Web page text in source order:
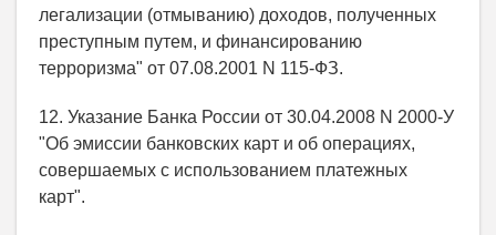
легализации (отмыванию) доходов, полученных
преступным путем, и финансированию
терроризма" от 07.08.2001 N 115-ФЗ.
12. Указание Банка России от 30.04.2008 N 2000-У
"Об эмиссии банковских карт и об операциях,
совершаемых с использованием платежных
карт".